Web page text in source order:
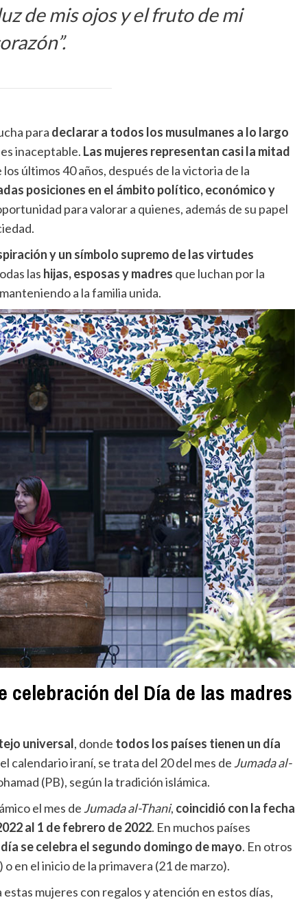
de mis ojos y el fruto de mi
para declarar a todos los musulmanes a lo largo
inaceptable. Las mujeres representan casi la mitad
últimos 40 años, después de la victoria de la
posiciones en el ámbito político, económico y
para valorar a quienes, además de su papel
y un símbolo supremo de las virtudes
las hijas, esposas y madres que luchan por la
a la familia unida.
celebración del Día de las madres
universal, donde todos los países tienen un día
calendario iraní, se trata del 20 del mes de Jumada al-
(PB), según la tradición islámica.
el mes de Jumada al-Thani, coincidió con la fecha
al 1 de febrero de 2022. En muchos países
se celebra el segundo domingo de mayo. En otros
en el inicio de la primavera (21 de marzo).
estas mujeres con regalos y atención en estos días,